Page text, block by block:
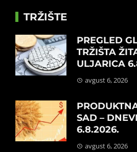
TRŽIŠTE
PREGLED
TRŽIŠTA
ULJARICA
avgust 6, 2026
SAD –
6.8.2026.
avgust 6, 2026